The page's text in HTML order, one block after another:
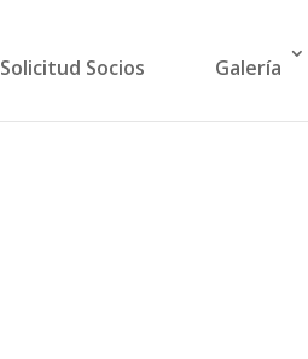
Solicitud Socios Galería